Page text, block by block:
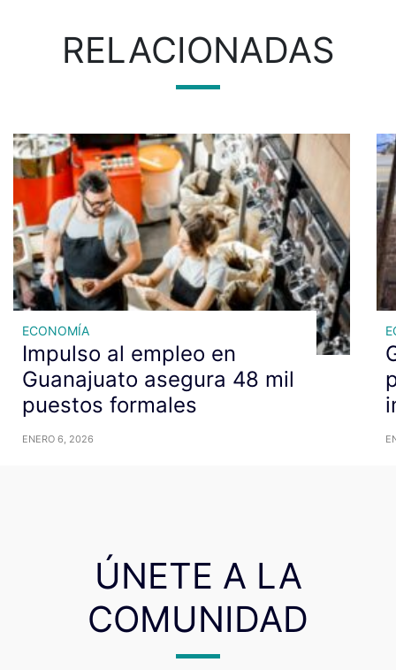
RELACIONADAS
ECONOMÍA
Impulso al empleo en
Guanajuato asegura 48 mil
puestos formales
ENERO 6, 2026
ÚNETE A LA
COMUNIDAD